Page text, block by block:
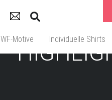
WF-Motive Individuelle Shirts